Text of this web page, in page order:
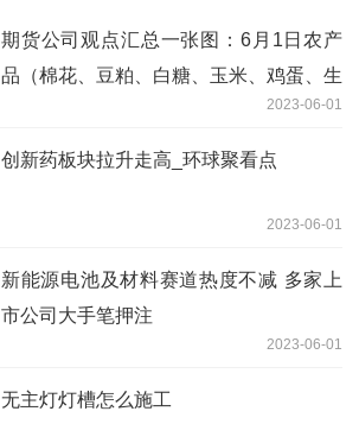
期货公司观点汇总一张图：6月1日农产
品（棉花、豆粕、白糖、玉米、鸡蛋、生
2023-06-01
创新药板块拉升走高_环球聚看点
2023-06-01
新能源电池及材料赛道热度不减 多家上
市公司大手笔押注
2023-06-01
无主灯灯槽怎么施工